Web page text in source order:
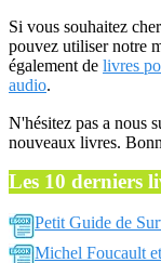
Si vous souhaitez
pouvez utiliser notre
également de livres
audio.
N'hésitez pas a nous
nouveaux livres.
Les 10 derniers
Petit Guide de
Michel Foucault